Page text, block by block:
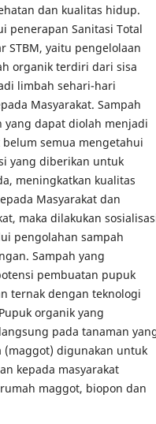
dan kualitas hidup.
penerapan Sanitasi Total
STBM, yaitu pengelolaan
organik terdiri dari sisa
limbah sehari-hari
Masyarakat. Sampah
yang dapat diolah menjadi
semua mengetahui
yang diberikan untuk
meningkatkan kualitas
Masyarakat dan
maka dilakukan
pengolahan sampah
Sampah yang
pembuatan pupuk
ternak dengan teknologi
organik yang
pada tanaman
(maggot) digunakan untuk
kepada masyarakat
maggot, biopon dan